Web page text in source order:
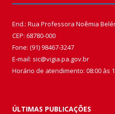
End.: Rua Professora Noêmia
CEP: 68780-000
Fone: (91) 98467-3247
E-mail: sic@vigia.pa.gov.br
Horário de atendimento: 08:00 às
ÚLTIMAS PUBLICAÇÕES